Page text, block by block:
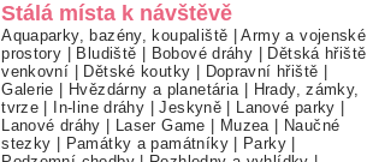
Stálá místa k návštěvě
Aquaparky, bazény, koupaliště |Army a vojenské
prostory
Bludiště Bobové dráhy
Dětská hřiště
venkovní
Dětské koutky Dopravní hřiště
Galerie
Hvězdárny a planetária|
Hrady, zámky,
tvrze
In-line dráhy |Jeskyně Lanové parky
Lanové dráhy
Laser Game Muzea|
Naučné
stezky
Památky a památníky| Parky